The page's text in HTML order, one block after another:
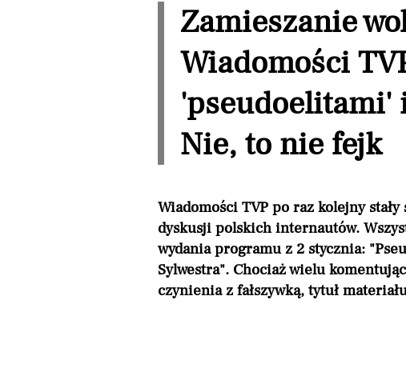
Zamieszanie
Wiadomości
'pseudoelitami'
Nie, to nie fejk
Wiadomości TVP po raz kolejny
dyskusji polskich internautów.
wydania programu z 2 stycznia:
Sylwestra". Chociaż wielu
czynienia z fałszywką, tytuł